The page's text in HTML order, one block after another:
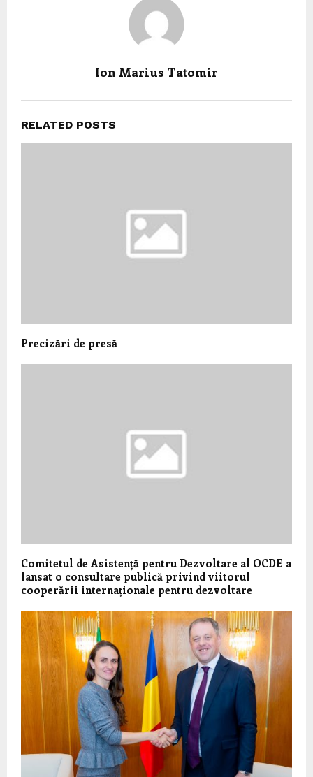
Ion Marius Tatomir
RELATED POSTS
Precizări de presă
Comitetul de Asistență pentru Dezvoltare al OCDE a
lansat o consultare publică privind viitorul
cooperării internaționale pentru dezvoltare